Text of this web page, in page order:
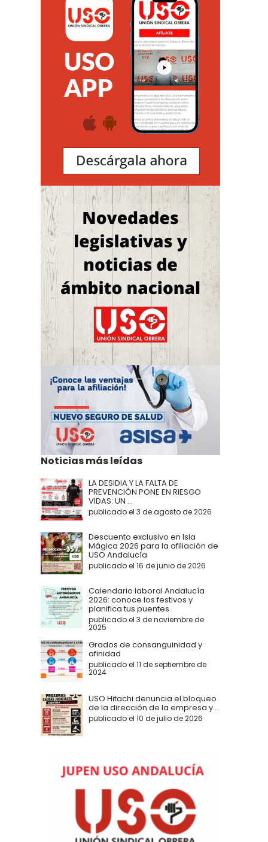
Noticias más leídas
LA DESIDIA Y LA FALTA DE
PREVENCIÓN PONE EN RIESGO
VIDAS: UN ...
publicado el 3 de agosto de 2026
Descuento exclusivo en Isla
Mágica 2026 para la afiliación de
USO Andalucía
publicado el 16 de junio de 2026
Calendario laboral Andalucía
2026: conoce los festivos y
planifica tus puentes
publicado el 3 de noviembre de
2025
Grados de consanguinidad y
afinidad
publicado el 11 de septiembre de
2024
USO Hitachi denuncia el bloqueo
de la dirección de la empresa y ...
publicado el 10 de julio de 2026